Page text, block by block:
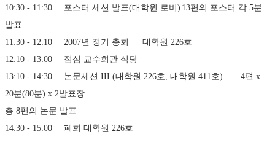
10:30 - 11:30	포스터 세션 발표(대학원 로비)	13편의 포스터 각 5분
발표
11:30 - 12:10	2007년 정기 총회	대학원 226호
12:10 - 13:00	점심	교수회관 식당
13:10 - 14:30	논문세션 III (대학원 226호, 대학원 411호)	4편 x
20분(80분) x 2발표장
총 8편의 논문 발표
14:30 - 15:00	폐회	대학원 226호